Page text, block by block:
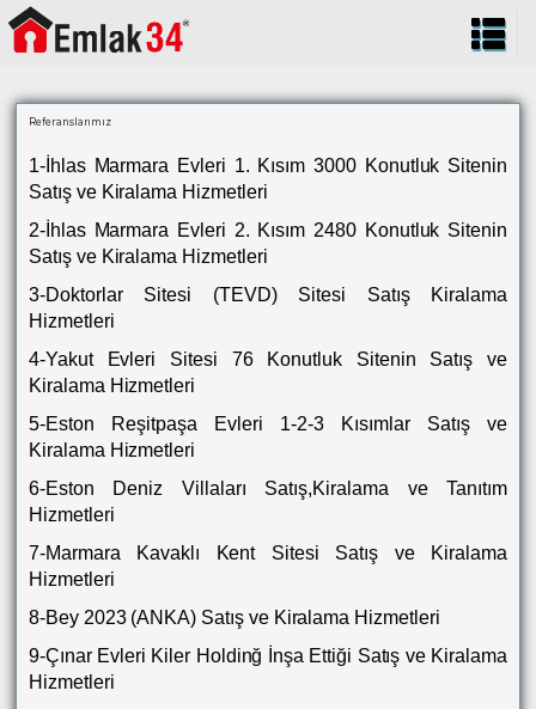
Referanslarımız
1-İhlas Marmara Evleri 1. Kısım 3000 Konutluk Sitenin
Satış ve Kiralama Hizmetleri
2-İhlas Marmara Evleri 2. Kısım 2480 Konutluk Sitenin
Satış ve Kiralama Hizmetleri
3-Doktorlar Sitesi (TEVD) Sitesi Satış Kiralama
Hizmetleri
4-Yakut Evleri Sitesi 76 Konutluk Sitenin Satış ve
Kiralama Hizmetleri
5-Eston Reşitpaşa Evleri 1-2-3 Kısımlar Satış ve
Kiralama Hizmetleri
6-Eston Deniz Villaları Satış,Kiralama ve Tanıtım
Hizmetleri
7-Marmara Kavaklı Kent Sitesi Satış ve Kiralama
Hizmetleri
8-Bey 2023 (ANKA) Satış ve Kiralama Hizmetleri
9-Çınar Evleri Kiler Holdinğ İnşa Ettiği Satış ve Kiralama
Hizmetleri